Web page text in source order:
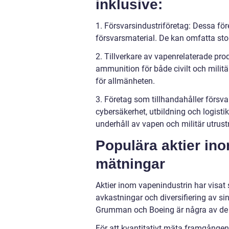
inklusive:
1. Försvarsindustriföretag: Dessa
försvarsmaterial. De kan omfatta
2. Tillverkare av vapenrelaterade
ammunition för både civilt och
för allmänheten.
3. Företag som tillhandahåller
cybersäkerhet, utbildning och
underhåll av vapen och militär
Populära aktier
mätningar
Aktier inom vapenindustrin har
avkastningar och diversifiering av
Grumman och Boeing är några av